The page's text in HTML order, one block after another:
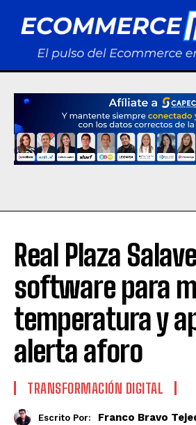
Real Plaza
software para
temperatura y
alerta aforo
TRANSFORMACIÓN DIGITAL
Escrito Por: Franco Bravo